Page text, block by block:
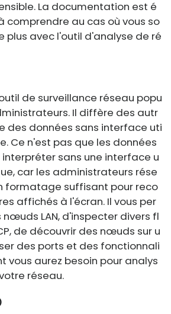
La documentation est é
au cas où vous so
plus avec l'outil d'analyse de ré
de surveillance réseau popu
Il diffère des autr
des données sans interface uti
Ce n'est pas que les données
sans une interface u
car les administrateurs rése
formatage suffisant pour reco
affichés à l'écran. Il vous per
LAN, d'inspecter divers fl
de découvrir des nœuds sur u
des ports et des fonctionnali
vous aurez besoin pour analys
réseau.